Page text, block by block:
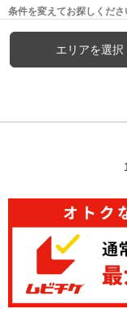
条件を変えてお探しくださ
エリアを選択